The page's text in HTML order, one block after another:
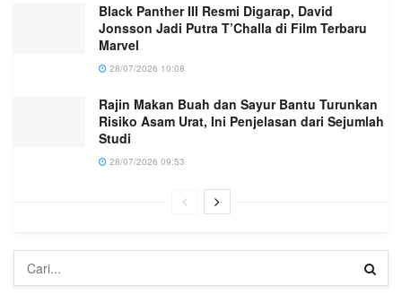
Black Panther III Resmi Digarap, David
Jonsson Jadi Putra T’Challa di Film Terbaru
Marvel
28/07/2026 10:08
Rajin Makan Buah dan Sayur Bantu Turunkan
Risiko Asam Urat, Ini Penjelasan dari Sejumlah
Studi
28/07/2026 09:53